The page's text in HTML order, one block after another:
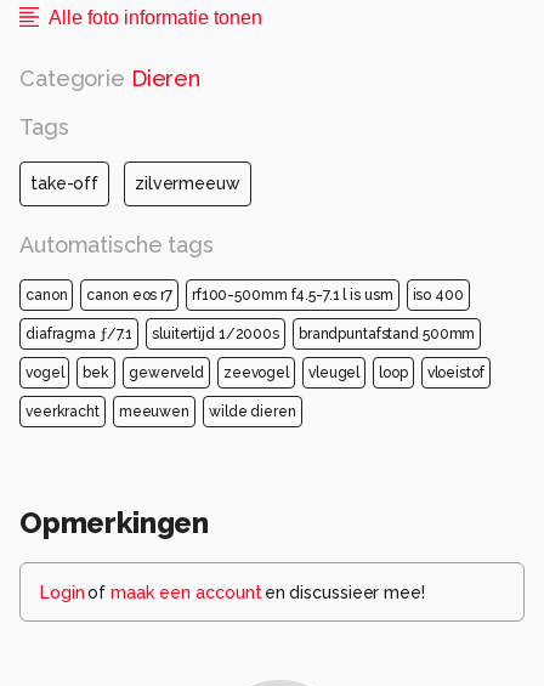
Alle foto informatie tonen
Categorie Dieren
Tags
take-off zilvermeeuw
Automatische tags
canon canon eos r7 rf100-500mm f4.5-7.1 l is usm iso 400
diafragma ƒ/7.1 sluitertijd 1/2000s brandpuntafstand 500mm
vogel bek gewerveld zeevogel vleugel loop vloeistof
veerkracht meeuwen wilde dieren
Opmerkingen
Loginof maak een account en discussieer mee!